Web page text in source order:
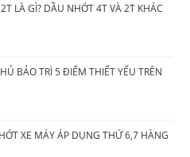
LÀ GÌ? DẦU NHỚT 4T VÀ 2T KHÁC
BẢO TRÌ 5 ĐIỂM THIẾT YẾU TRÊN
XE MÁY ÁP DỤNG THỨ 6,7 HÀNG